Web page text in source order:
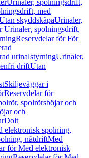
Urinaler, spolningsdrift,
med
skyddskåpaUrinaler,
Urinaler, spolningsdrift,
Reservdelar för För
urinalstyrningUrinaler,
driftUtan
Skiljeväggar i
Reservdelar för
spolrörsböjar och
och
Dolt
elektronisk spolning,
nätdriftMed
för Med elektronisk